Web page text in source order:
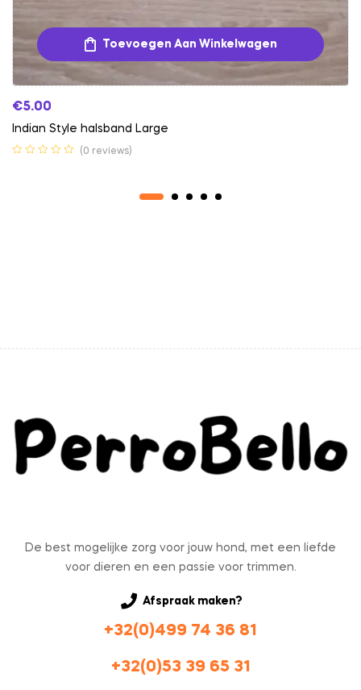
Toevoegen Aan Winkelwagen
€5.00
Indian Style halsband Large
(0 reviews)
De best mogelijke zorg voor jouw hond, met een liefde
voor dieren en een passie voor trimmen.
Afspraak maken?
+32(0)499 74 36 81
+32(0)53 39 65 31